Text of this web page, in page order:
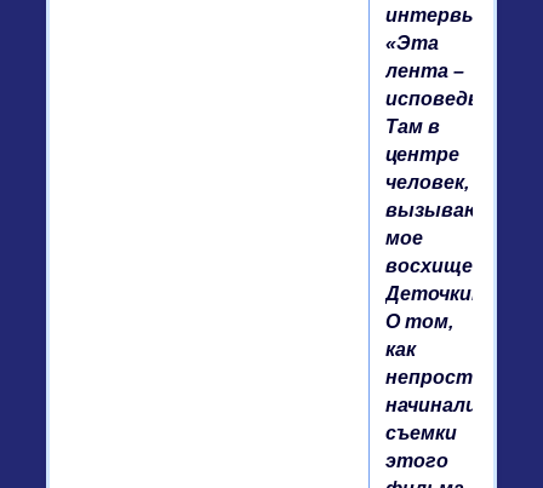
интервью:
«Эта
лента –
исповедь.
Там в
центре
человек,
вызывающий
мое
восхищение:
Деточкин».
О том,
как
непросто
начинались
съемки
этого